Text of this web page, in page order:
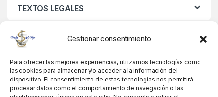
Gestionar consentimiento
Para ofrecer las mejores experiencias, utilizamos tecnologías como
las cookies para almacenar y/o acceder a la información del
dispositivo. El consentimiento de estas tecnologías nos permitirá
procesar datos como el comportamiento de navegación o las
TEXTOS LEGALES
MIS DATOS